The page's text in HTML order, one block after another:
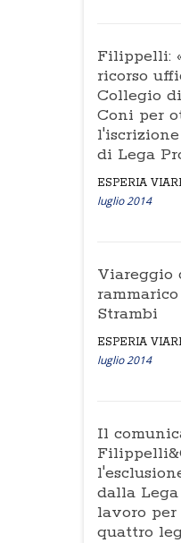
Filippelli:
ricorso
Collegio
Coni per
di Lega
ESPERIA
luglio 2014
Viareggio
rammarico
Strambi
ESPERIA
luglio 2014
Il
dalla Lega
lavoro
quattro